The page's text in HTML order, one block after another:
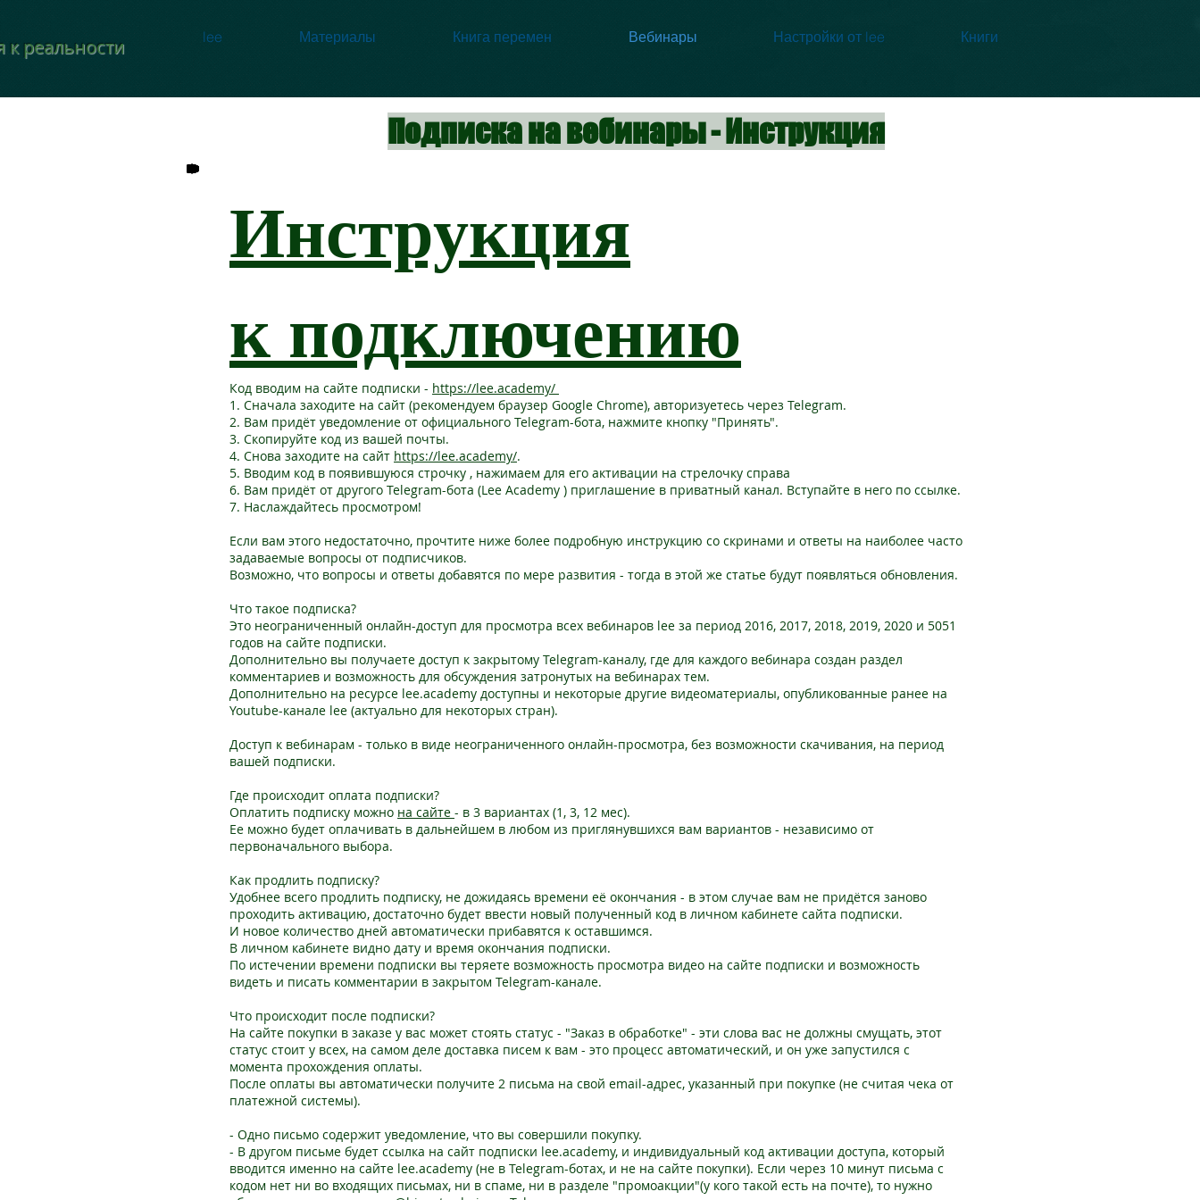
к реальности lee Материалы Книга перемен Вебинары Настройки от lee Книги
Подписка на вебинары - Инструкция
Инструкция
к подключению
Код вводим на сайте подписки - https://lee.academy/
1. Сначала заходите на сайт (рекомендуем браузер Google Chrome), авторизуетесь через Telegram.
2. Вам придёт уведомление от официального Telegram-бота, нажмите кнопку "Принять".
3. Скопируйте код из вашей почты.
4. Снова заходите на сайт https://lee.academy/.
5. Вводим код в появившуюся строчку , нажимаем для его активации на стрелочку справа
6. Вам придёт от другого Telegram-бота (Lee Academy ) приглашение в приватный канал. Вступайте в него по ссылке.
7. Наслаждайтесь просмотром!
Если вам этого недостаточно, прочтите ниже более подробную инструкцию со скринами и ответы на наиболее часто
задаваемые вопросы от подписчиков.
Возможно, что вопросы и ответы добавятся по мере развития - тогда в этой же статье будут появляться обновления.
Что такое подписка?
Это неограниченный онлайн-доступ для просмотра всех вебинаров lee за период 2016, 2017, 2018, 2019, 2020 и 5051
годов на сайте подписки.
Дополнительно вы получаете доступ к закрытому Telegram-каналу, где для каждого вебинара создан раздел
комментариев и возможность для обсуждения затронутых на вебинарах тем.
Дополнительно на ресурсе lee.academy доступны и некоторые другие видеоматериалы, опубликованные ранее на
Youtube-канале lee (актуально для некоторых стран).
Доступ к вебинарам - только в виде неограниченного онлайн-просмотра, без возможности скачивания, на период
вашей подписки.
Где происходит оплата подписки?
Оплатить подписку можно на сайте - в 3 вариантах (1, 3, 12 мес).
Ее можно будет оплачивать в дальнейшем в любом из приглянувшихся вам вариантов - независимо от
первоначального выбора.
Как продлить подписку?
Удобнее всего продлить подписку, не дожидаясь времени её окончания - в этом случае вам не придётся заново
проходить активацию, достаточно будет ввести новый полученный код в личном кабинете сайта подписки.
И новое количество дней автоматически прибавятся к оставшимся.
В личном кабинете видно дату и время окончания подписки.
По истечении времени подписки вы теряете возможность просмотра видео на сайте подписки и возможность
видеть и писать комментарии в закрытом Telegram-канале.
Что происходит после подписки?
На сайте покупки в заказе у вас может стоять статус - "Заказ в обработке" - эти слова вас не должны смущать, этот
статус стоит у всех, на самом деле доставка писем к вам - это процесс автоматический, и он уже запустился с
момента прохождения оплаты.
После оплаты вы автоматически получите 2 письма на свой email-адрес, указанный при покупке (не считая чека от
платежной системы).
- Одно письмо содержит уведомление, что вы совершили покупку.
- В другом письме будет ссылка на сайт подписки lee.academy, и индивидуальный код активации доступа, который
вводится именно на сайте lee.academy (не в Telegram-ботах, и не на сайте покупки). Если через 10 минут письма с
кодом нет ни во входящих письмах, ни в спаме, ни в разделе "промоакции"(у кого такой есть на почте), то нужно